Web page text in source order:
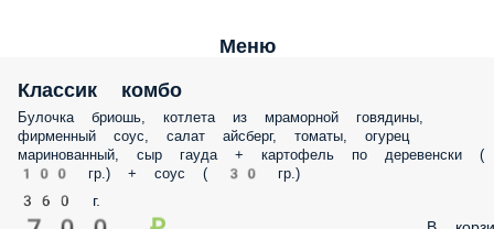
Меню
Классик комбо
Булочка бриошь, котлета из мраморной говядины, фирменный
салат айсберг, томаты, огурец маринованный, сыр гауда +
по деревенски ( 100 гр.) + соус ( 30 гр.)
360 г.
700 ₽